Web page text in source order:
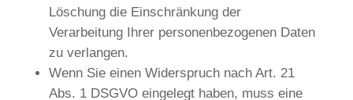
Löschung die Einschränkung der
Verarbeitung Ihrer personenbezogenen Daten
zu verlangen.
Wenn Sie einen Widerspruch nach Art. 21
Abs. 1 DSGVO eingelegt haben, muss eine